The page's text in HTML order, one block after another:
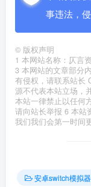
事违法，
© 版权声明
1 本网站名称：仄言
3 本网站的文章部分
有侵权，请联系站长
源不代表本站立场，
本站一律禁止以任何
请向站长举报 6 本站
我们我们会第一时间更
安卓switch模拟